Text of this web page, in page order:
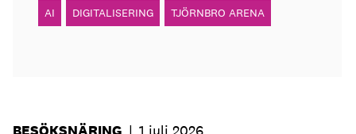
AI DIGITALISERING TJÖRNBRO ARENA
BESÖKSNÄRING | 1 juli 2026